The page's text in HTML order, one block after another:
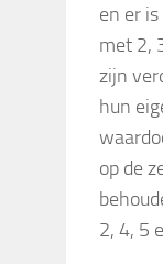
en er
met 2,
zijn
hun
op de
2, 4, 5